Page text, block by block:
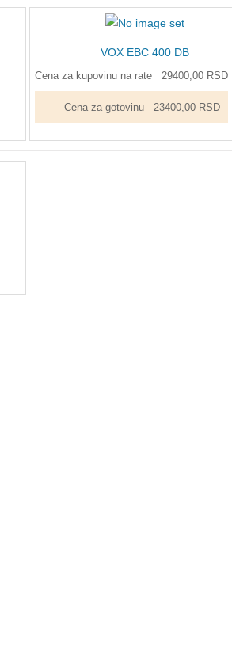
VOX EBC 400 DB
Cena za kupovinu na rate 29400,00 RSD
Cena za gotovinu 23400,00 RSD